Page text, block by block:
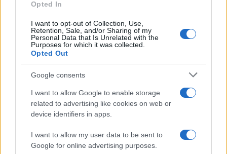
Opted In
I want to opt-out of Collection, Use,
Retention, Sale, and/or Sharing of my
Personal Data that Is Unrelated with the
Purposes for which it was collected.
Opted Out
Google consents
I want to allow Google to enable storage
related to advertising like cookies on web or
device identifiers in apps.
I want to allow my user data to be sent to
Google for online advertising purposes.
Questo comporta che,a seconda delle
convenienze e degli equilibri politici
, possa
essere preferito da un qualsiasi attore politico
l’una o l’altra interpretazione della norma
internazionale. Ha un bel dire il citato Paccione a
richiamare lo jus ad bellum
nel percorso giuridico
stabilito dal diritto internazionale e dalla Carta
onusiana.